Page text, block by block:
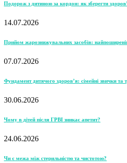
Подорож з дитиною за кордон: як зберегти
14.07.2026
Прийом жарознижувальних засобів:
07.07.2026
Фундамент дитячого здоров’я: сімейні звички та
30.06.2026
Чому в дітей після ГРВІ зникає апетит?
24.06.2026
Чи є межа між стерильністю та чистотою?